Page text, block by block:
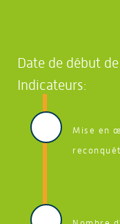
Date de début
Indicateurs:
Mise en